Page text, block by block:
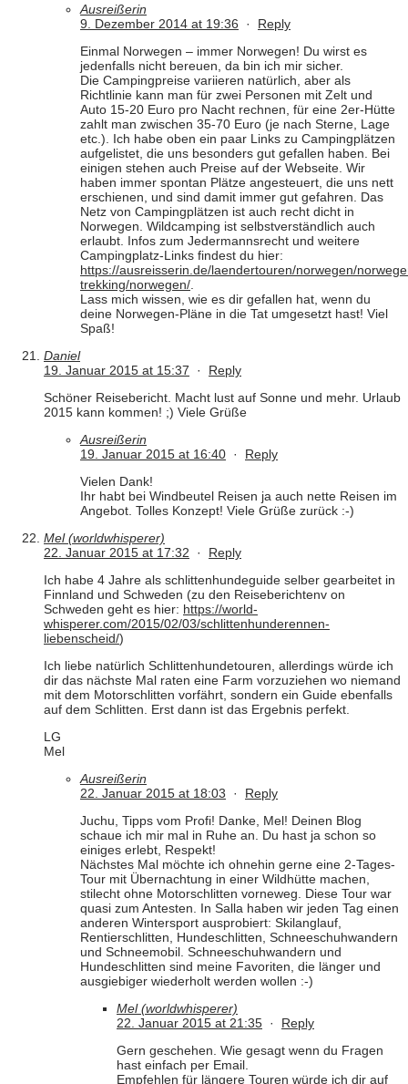
Ausreißerin
9. Dezember 2014 at 19:36 · Reply
Einmal Norwegen – immer Norwegen! Du wirst es
jedenfalls nicht bereuen, da bin ich mir sicher.
Die Campingpreise variieren natürlich, aber als
Richtlinie kann man für zwei Personen mit Zelt und
Auto 15-20 Euro pro Nacht rechnen, für eine 2er-Hütte
zahlt man zwischen 35-70 Euro (je nach Sterne, Lage
etc.). Ich habe oben ein paar Links zu Campingplätzen
aufgelistet, die uns besonders gut gefallen haben. Bei
einigen stehen auch Preise auf der Webseite. Wir
haben immer spontan Plätze angesteuert, die uns nett
erschienen, und sind damit immer gut gefahren. Das
Netz von Campingplätzen ist auch recht dicht in
Norwegen. Wildcamping ist selbstverständlich auch
erlaubt. Infos zum Jedermannsrecht und weitere
Campingplatz-Links findest du hier:
https://ausreisserin.de/laendertouren/norwegen/
trekking/norwegen/.
Lass mich wissen, wie es dir gefallen hat, wenn du
deine Norwegen-Pläne in die Tat umgesetzt hast! Viel
Spaß!
Daniel
19. Januar 2015 at 15:37 · Reply
Schöner Reisebericht. Macht lust auf Sonne und mehr. Urlaub
2015 kann kommen! ;) Viele Grüße
Ausreißerin
19. Januar 2015 at 16:40 · Reply
Vielen Dank!
Ihr habt bei Windbeutel Reisen ja auch nette Reisen im
Angebot. Tolles Konzept! Viele Grüße zurück :-)
Mel (worldwhisperer)
22. Januar 2015 at 17:32 · Reply
Ich habe 4 Jahre als schlittenhundeguide selber gearbeitet in
Finnland und Schweden (zu den Reiseberichtenv on
Schweden geht es hier: https://world-
whisperer.com/2015/02/03/schlittenhunderennen-
liebenscheid/)
Ich liebe natürlich Schlittenhundetouren, allerdings würde ich
dir das nächste Mal raten eine Farm vorzuziehen wo niemand
mit dem Motorschlitten vorfährt, sondern ein Guide ebenfalls
auf dem Schlitten. Erst dann ist das Ergebnis perfekt.
LG
Mel
Ausreißerin
22. Januar 2015 at 18:03 · Reply
Juchu, Tipps vom Profi! Danke, Mel! Deinen Blog
schaue ich mir mal in Ruhe an. Du hast ja schon so
einiges erlebt, Respekt!
Nächstes Mal möchte ich ohnehin gerne eine 2-Tages-
Tour mit Übernachtung in einer Wildhütte machen,
stilecht ohne Motorschlitten vorneweg. Diese Tour war
quasi zum Antesten. In Salla haben wir jeden Tag einen
anderen Wintersport ausprobiert: Skilanglauf,
Rentierschlitten, Hundeschlitten, Schneeschuhwandern
und Schneemobil. Schneeschuhwandern und
Hundeschlitten sind meine Favoriten, die länger und
ausgiebiger wiederholt werden wollen :-)
Mel (worldwhisperer)
22. Januar 2015 at 21:35 · Reply
Gern geschehen. Wie gesagt wenn du Fragen
hast einfach per Email.
Empfehlen für längere Touren würde ich dir auf